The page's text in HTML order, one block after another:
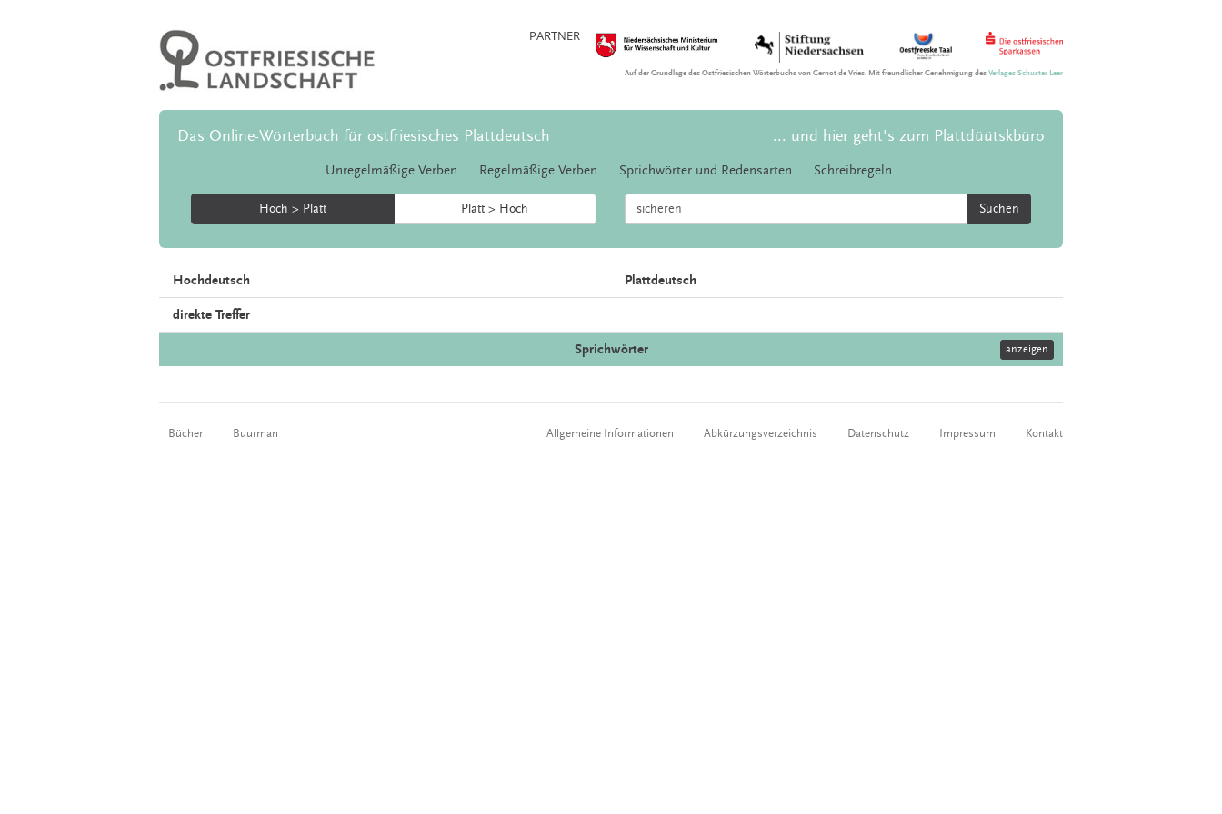
PARTNER
Auf der Grundlage des Ostfriesischen Wörterbuchs von Gernot de Vries. Mit freundlicher Genehmigung desVerlages Schuster Leer
Das Online-Wörterbuch für ostfriesisches Plattdeutsch ... und hier geht's zum Plattdüütskbüro
Unregelmäßige Verben Regelmäßige Verben Sprichwörter und Redensarten Schreibregeln
Hoch > Platt Platt > Hoch Suchen
Hochdeutsch Plattdeutsch
direkte Treffer
Sprichwörter anzeigen
Bücher Buurman Allgemeine Informationen Abkürzungsverzeichnis Datenschutz Impressum Kontakt